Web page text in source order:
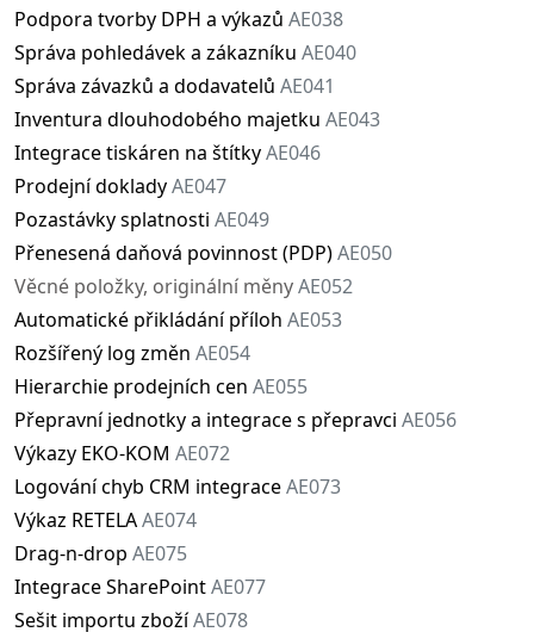
Podpora tvorby DPH a výkazů AE038
Správa pohledávek a zákazníku AE040
Správa závazků a dodavatelů AE041
Inventura dlouhodobého majetku AE043
Integrace tiskáren na štítkyAE046
Prodejní dokladyAE047
Pozastávky splatnosti AE049
Přenesená daňová povinnost (PDP)AE050
Věcné položky, originální měnyAE052
Automatické přikládání příloh AE053
Rozšířený log změn AE054
Hierarchie prodejních cen AE055
Přepravní jednotky a integrace s přepravci AE056
Výkazy EKO-KOM AE072
Logování chyb CRM integraceAE073
Výkaz RETELAAE074
Drag-n-drop AE075
Integrace SharePointAE077
Sešit importu zbožíAE078